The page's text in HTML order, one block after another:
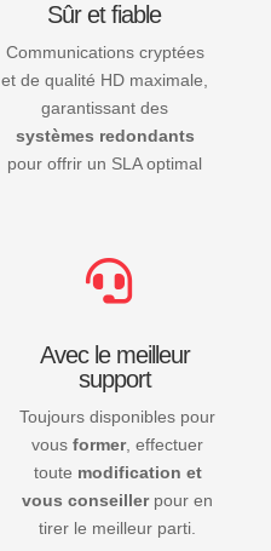
Sûr et fiable
Communications cryptées
et de qualité HD maximale,
garantissant des
systèmes redondants
pour offrir un SLA optimal

Avec le meilleur
support
Toujours disponibles pour
vousformer, effectuer
toute modification et
vous conseillerpour en
tirer le meilleur parti.